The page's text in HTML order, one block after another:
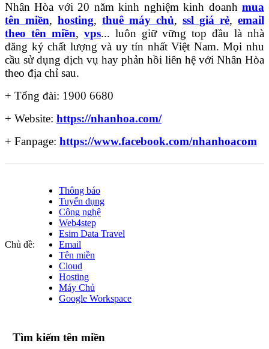
Nhân Hòa với 20 năm kinh nghiệm kinh doanh mua
tên miền, hosting, thuê máy chủ, ssl giá rẻ, email
theo tên miền, vps... luôn giữ vững top đầu là nhà
đăng ký chất lượng và uy tín nhất Việt Nam. Mọi nhu
cầu sử dụng dịch vụ hay phản hồi liên hệ với Nhân Hòa
theo địa chỉ sau.
+ Tổng đài: 1900 6680
+ Website: https://nhanhoa.com/
+ Fanpage: https://www.facebook.com/nhanhoacom
Chủ đề:
Thông báo
Tuyển dụng
Công nghệ
Web4step
Esim Data Travel
Email
Tên miền
Cloud
Hosting
Máy Chủ
Google Workspace
Tìm kiếm tên miền